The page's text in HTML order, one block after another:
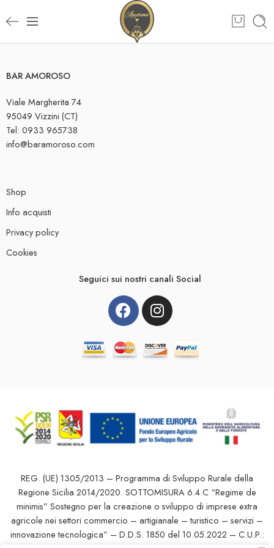
BAR AMOROSO
Viale Margherita 74
95049 Vizzini (CT)
Tel: 0933 965738
info@baramoroso.com
Shop
Info acquisti
Privacy policy
Cookies
Seguici sui nostri canali Social
REG. (UE) 1305/2013 – Programma di Sviluppo Rurale della
Regione Sicilia 2014/2020. SOTTOMISURA 6.4.C “Regime de
minimis” Sostegno per la creazione o sviluppo di imprese extra
agricole nei settori commercio – artigianale – turistico – servizi –
innovazione tecnologica” – D.D.S. 1850 del 10.05.2022 – C.U.P.: